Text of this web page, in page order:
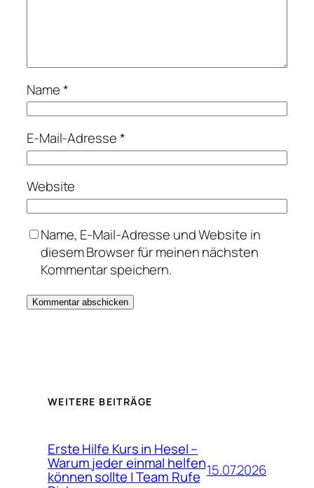
Name*
E-Mail-Adresse*
Website
Name, E-Mail-Adresse und Website in
diesem Browser für meinen nächsten
Kommentar speichern.
WEITERE BEITRÄGE
Erste Hilfe Kurs in Hesel –
Warum jeder einmal helfen
können sollte | Team Rufe 15.07.2026